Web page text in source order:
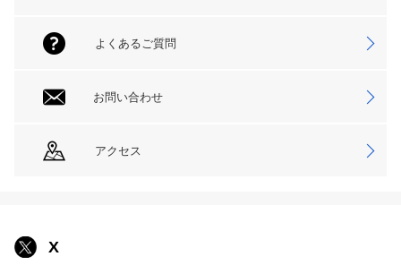
よくあるご質問
お問い合わせ
アクセス
X